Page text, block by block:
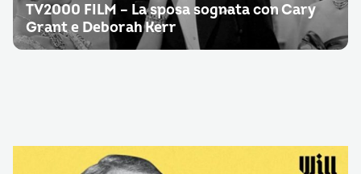
TV2000 FILM – La sposa sognata con Cary
Grant e Deborah Kerr